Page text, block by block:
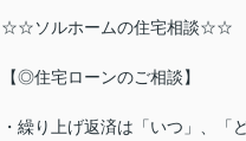
☆☆ソルホームの住宅相談☆☆
【◎住宅ローンのご相談】
・繰り上げ返済は「いつ」、「